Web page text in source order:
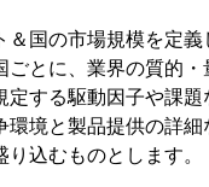
国の市場規模を定
とに、業界の質的
する駆動因子や課
境と製品提供の詳
込むものとします。